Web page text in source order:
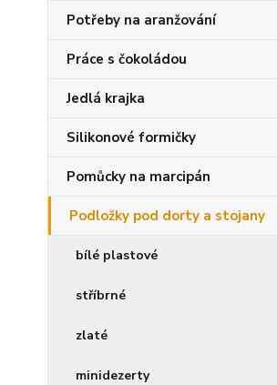
Potřeby na aranžování
Práce s čokoládou
Jedlá krajka
Silikonové formičky
Pomůcky na marcipán
Podložky pod dorty a stojany
bílé plastové
stříbrné
zlaté
minidezerty